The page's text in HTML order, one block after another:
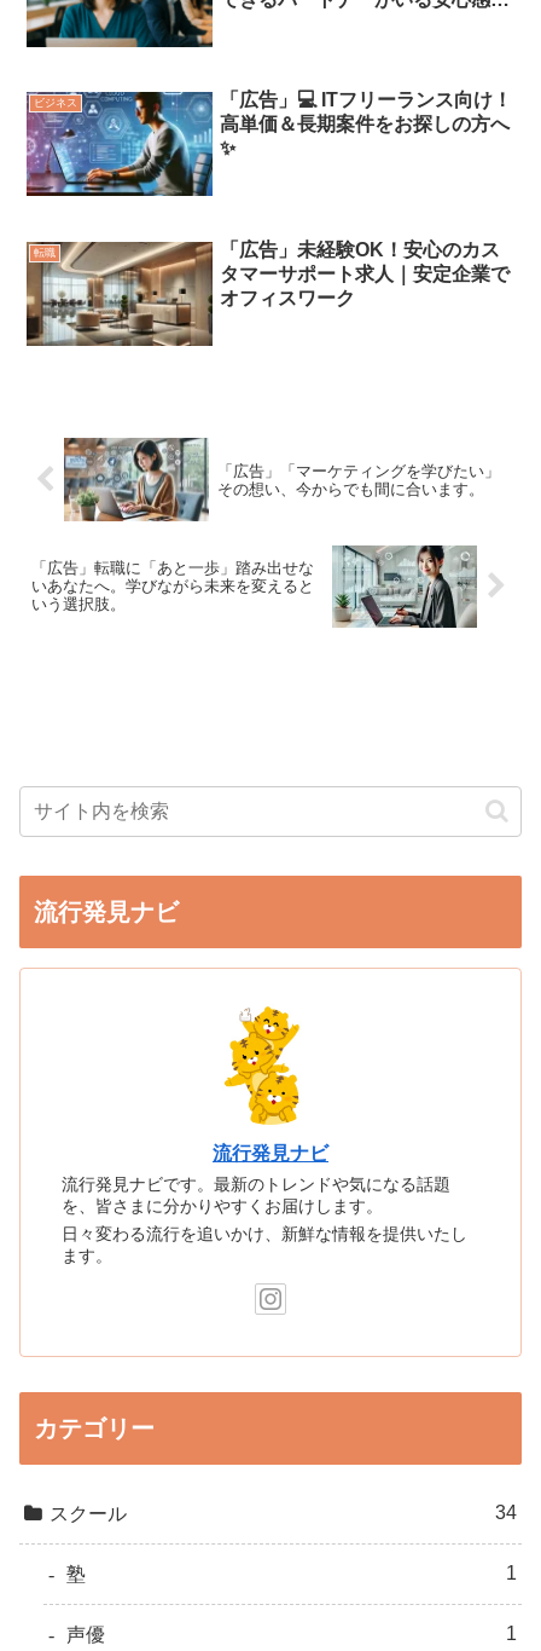
ビジネス
「広告」💻 ITフリーランス向け！
高単価＆長期案件をお探しの方へ
✨
転職
「広告」未経験OK！安心のカス
タマーサポート求人｜安定企業で
オフィスワーク
「広告」「マーケティングを学びたい」
その想い、今からでも間に合います。
「広告」転職に「あと一歩」踏み出せな
いあなたへ。学びながら未来を変えると
いう選択肢。
流行発見ナビ
流行発見ナビ
流行発見ナビです。最新のトレンドや気になる話題
を、皆さまに分かりやすくお届けします。
日々変わる流行を追いかけ、新鮮な情報を提供いたし
ます。
カテゴリー
スクール 34
塾 1
声優 1